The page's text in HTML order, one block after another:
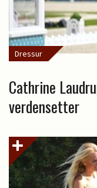
Dressur
Cathrine
verdensetter